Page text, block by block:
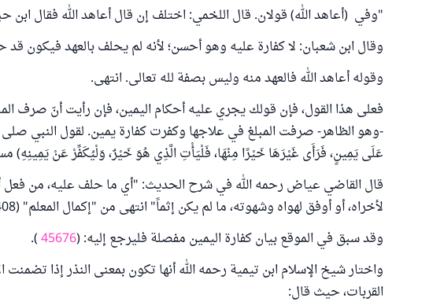
"وفي ‌ (أعاهد ‌الله) قولان. قال اللخمي: اختلف إن قال ‌أعاهد ‌الله فقال ابن
وقال ابن شعبان: لا كفارة عليه وهو أحسن؛ لأنه لم يحلف بالعهد فيكون
وقوله ‌أعاهد ‌الله فالعهد منه وليس بصفة لله تعالى. انتهى.
فعلى هذا القول، فإن قولك يجري عليه أحكام اليمين، فإن رأيت أنّ صرف
-وهو الظاهر- صرفت المبلغ في علاجها وكفرت كفارة يمين. لقول النبي
عَلَى يَمِينٍ، فَرَأَى غَيْرَهَا خَيْرًا مِنْهَا، فَلْيَأْتِ الَّذِي هُوَ خَيْرٌ، وَلْيُكَفِّرْ عَنْ يَمِينِهِ) مسلم
قال القاضي عياض رحمه الله في شرح الحديث: "أي ما حلف عليه، من فعل
لأخراه، أو أوفق لهواه وشهوته، ما لم يكن إثماً" انتهى من "إكمال المعلم" (5/408).
وقد سبق في الموقع بيان كفارة اليمين مفصلة فليرجع إليه: (45676
).
واختار شيخ الإسلام ابن تيمية رحمه الله أنها تكون بمعنى النذر إذا تضمنت
القربات، حيث قال: